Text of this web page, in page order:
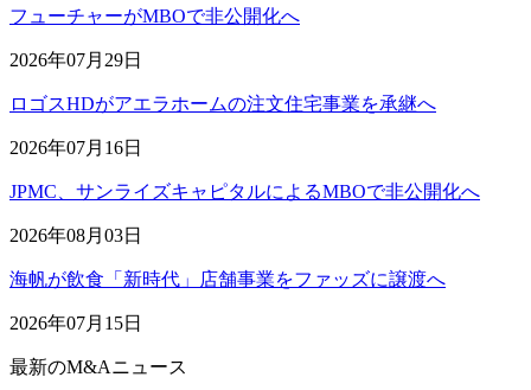
フューチャーがMBOで非公開化へ
2026年07月29日
ロゴスHDがアエラホームの注文住宅事業を承継へ
2026年07月16日
JPMC、サンライズキャピタルによるMBOで非公開化へ
2026年08月03日
海帆が飲食「新時代」店舗事業をファッズに譲渡へ
2026年07月15日
最新のM&Aニュース